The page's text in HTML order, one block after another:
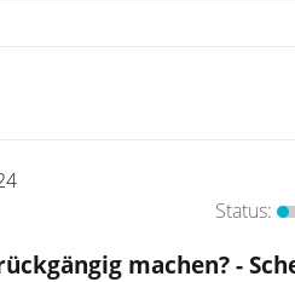
Status:
machen? -